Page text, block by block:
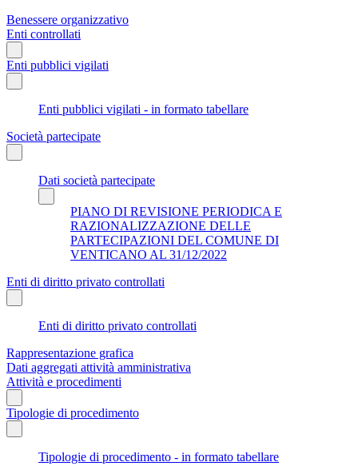
Benessere organizzativo
Enti controllati
Enti pubblici vigilati
Enti pubblici vigilati - in formato tabellare
Società partecipate
Dati società partecipate
PIANO DI REVISIONE PERIODICA E
RAZIONALIZZAZIONE DELLE
PARTECIPAZIONI DEL COMUNE DI
VENTICANO AL 31/12/2022
Enti di diritto privato controllati
Enti di diritto privato controllati
Rappresentazione grafica
Dati aggregati attività amministrativa
Attività e procedimenti
Tipologie di procedimento
Tipologie di procedimento - in formato tabellare